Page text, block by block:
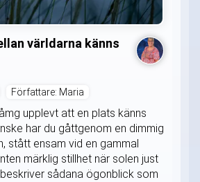
världarna känns
Författare: Maria
upplevt att en plats känns
har du gåttgenom en dimmig
stått ensam vid en gammal
märklig stillhet när solen just
sådana ögonblick som